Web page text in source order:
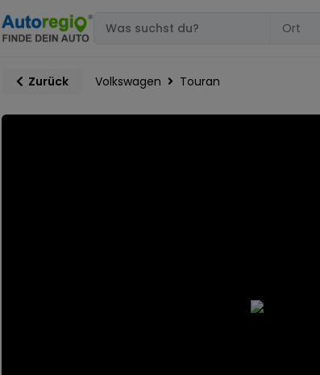
Zurück Volkswagen Touran